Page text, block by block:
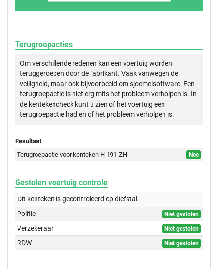
Terugroepacties
Om verschillende redenen kan een voertuig worden
teruggeroepen door de fabrikant. Vaak vanwegen de
veiligheid, maar ook bijvoorbeeld om sjoemelsoftware. Een
terugroepactie is niet erg mits het probleem verholpen is. In
de kentekencheck kunt u zien of het voertuig een
terugroepactie had en of het probleem verholpen is.
Resultaat
Terugroepactie voor kenteken H-191-ZH
Nee
Gestolen voertuig controle
Dit kenteken is gecontroleerd opdiefstal.
Politie
Niet gestolen
Verzekeraar Niet gestolen
RDW Niet gestolen